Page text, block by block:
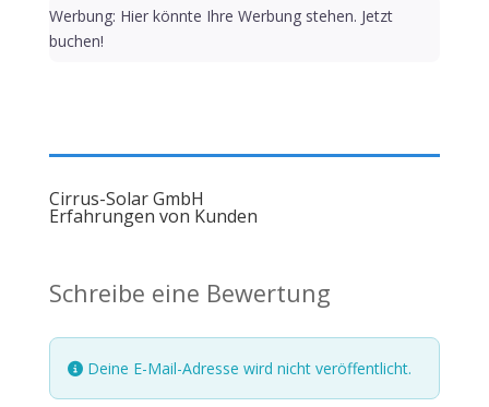
Werbung: Hier könnte Ihre Werbung stehen. Jetzt
buchen!
Cirrus-Solar GmbH
Erfahrungen von Kunden
Schreibe eine Bewertung
Deine E-Mail-Adresse wird nicht veröffentlicht.